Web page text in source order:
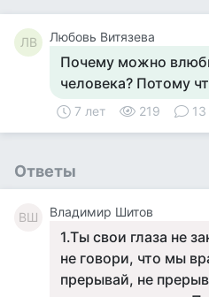
ЛВ Любовь Витязева
Почему можно
человека? Потому
7 лет 219 13
Ответы
ВШ Владимир Шитов
1.Ты свои глаза не
не говори, что мы
прерывай, не